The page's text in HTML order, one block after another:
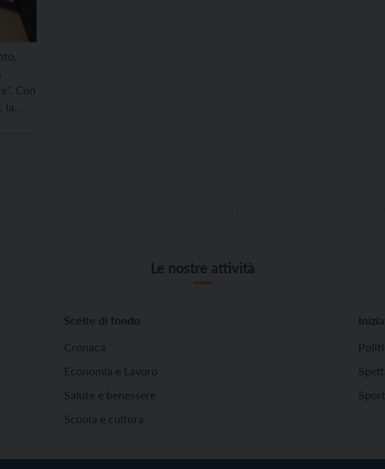
Con
la
Le nostre attività
Scelte di fondo
Cronaca
Economia e Lavoro
Salute e benessere
Scuola e cultura
Sport